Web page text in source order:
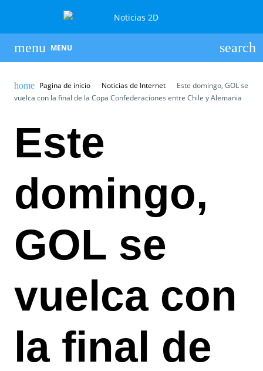
MENU
Pagina de inicio Noticias de Internet
Este domingo, GOL se
vuelca con la final de la Copa Confederaciones entre Chile y Alemania
Este
domingo,
GOL se
vuelca con
la final de